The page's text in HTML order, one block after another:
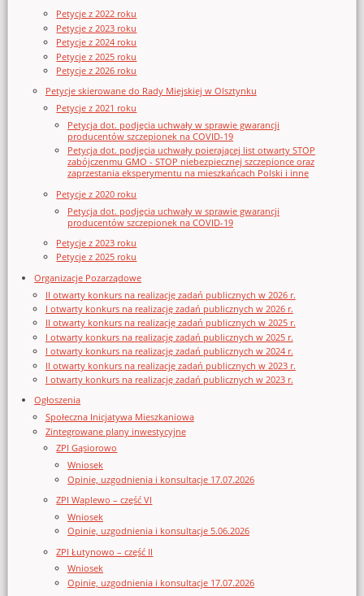
Petycje z 2022 roku
Petycje z 2023 roku
Petycje z 2024 roku
Petycje z 2025 roku
Petycje z 2026 roku
Petycje skierowane do Rady Miejskiej w Olsztynku
Petycje z 2021 roku
Petycja dot. podjęcia uchwały w sprawie gwarancji
producentów szczepionek na COVID-19
Petycja dot. podjęcia uchwały poierającej list otwarty STOP
zabójczenmu GMO - STOP niebezpiecznej szczepionce oraz
zaprzestania eksperymentu na mieszkańcach Polski i inne
Petycje z 2020 roku
Petycja dot. podjęcia uchwały w sprawie gwarancji
producentów szczepionek na COVID-19
Petycje z 2023 roku
Petycje z 2025 roku
Organizacje Pozarządowe
II otwarty konkurs na realizację zadań publicznych w 2026 r.
I otwarty konkurs na realizację zadań publicznych w 2026 r.
II otwarty konkurs na realizację zadań publicznych w 2025 r.
I otwarty konkurs na realizację zadań publicznych w 2025 r.
I otwarty konkurs na realizację zadań publicznych w 2024 r.
II otwarty konkurs na realizację zadań publicznych w 2023 r.
I otwarty konkurs na realizację zadań publicznych w 2023 r.
Ogłoszenia
Społeczna Inicjatywa Mieszkaniowa
Zintegrowane plany inwestycyjne
ZPI Gąsiorowo
Wniosek
Opinie, uzgodnienia i konsultacje 17.07.2026
ZPI Waplewo – część VI
Wniosek
Opinie, uzgodnienia i konsultacje 5.06.2026
ZPI Łutynowo – część II
Wniosek
Opinie, uzgodnienia i konsultacje 17.07.2026